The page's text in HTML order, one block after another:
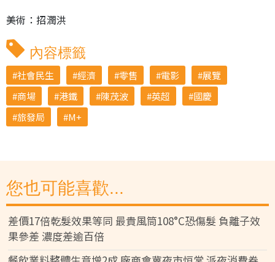
美術：招潤洪
內容標籤
社會民生 經濟 零售 電影
展覽
商場
港鐵 陳茂波 英超
國慶
旅發局
M+
您也可能喜歡...
差價17倍乾髮效果等同 最貴風筒108°C恐傷髮 負離子效
果參差 濃度差逾百倍